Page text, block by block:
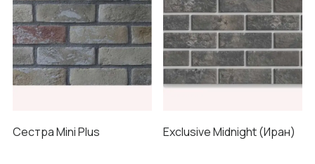
Сестра Mini Plus Exclusive Midnight (Иран)